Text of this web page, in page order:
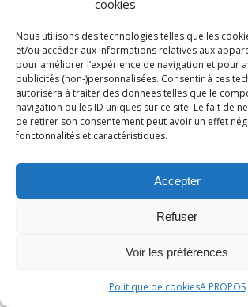
cookies
Nous utilisons des technologies telles que les
et/ou accéder aux informations relatives aux
pour améliorer l’expérience de navigation et pour
publicités (non-)personnalisées. Consentir à ces
autorisera à traiter des données telles que le
navigation ou les ID uniques sur ce site. Le fait de
de retirer son consentement peut avoir un effet
fonctonnalités et caractéristiques.
Accepter
Refuser
Voir les préférences
Politique de cookiesA PROPOS
Inédit
Jeux Olympiques
Jeux paralympiques
Judo